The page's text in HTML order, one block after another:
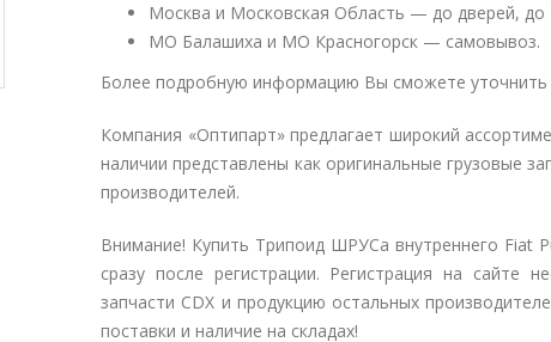
Москва и Московская Область — до дверей, до
МО Балашиха и МО Красногорск — самовывоз.
Более подробную информацию Вы сможете уточнить
Компания «Оптипарт» предлагает широкий
наличии представлены как оригинальные грузовые
производителей.
Внимание! Купить Трипоид ШРУСа внутреннего Fiat
сразу после регистрации. Регистрация на
запчасти CDX и продукцию остальных
поставки и наличие на складах!